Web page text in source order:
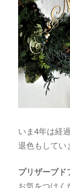
いま4年は経
退色もしてい
プリザーブド
お気をつけく